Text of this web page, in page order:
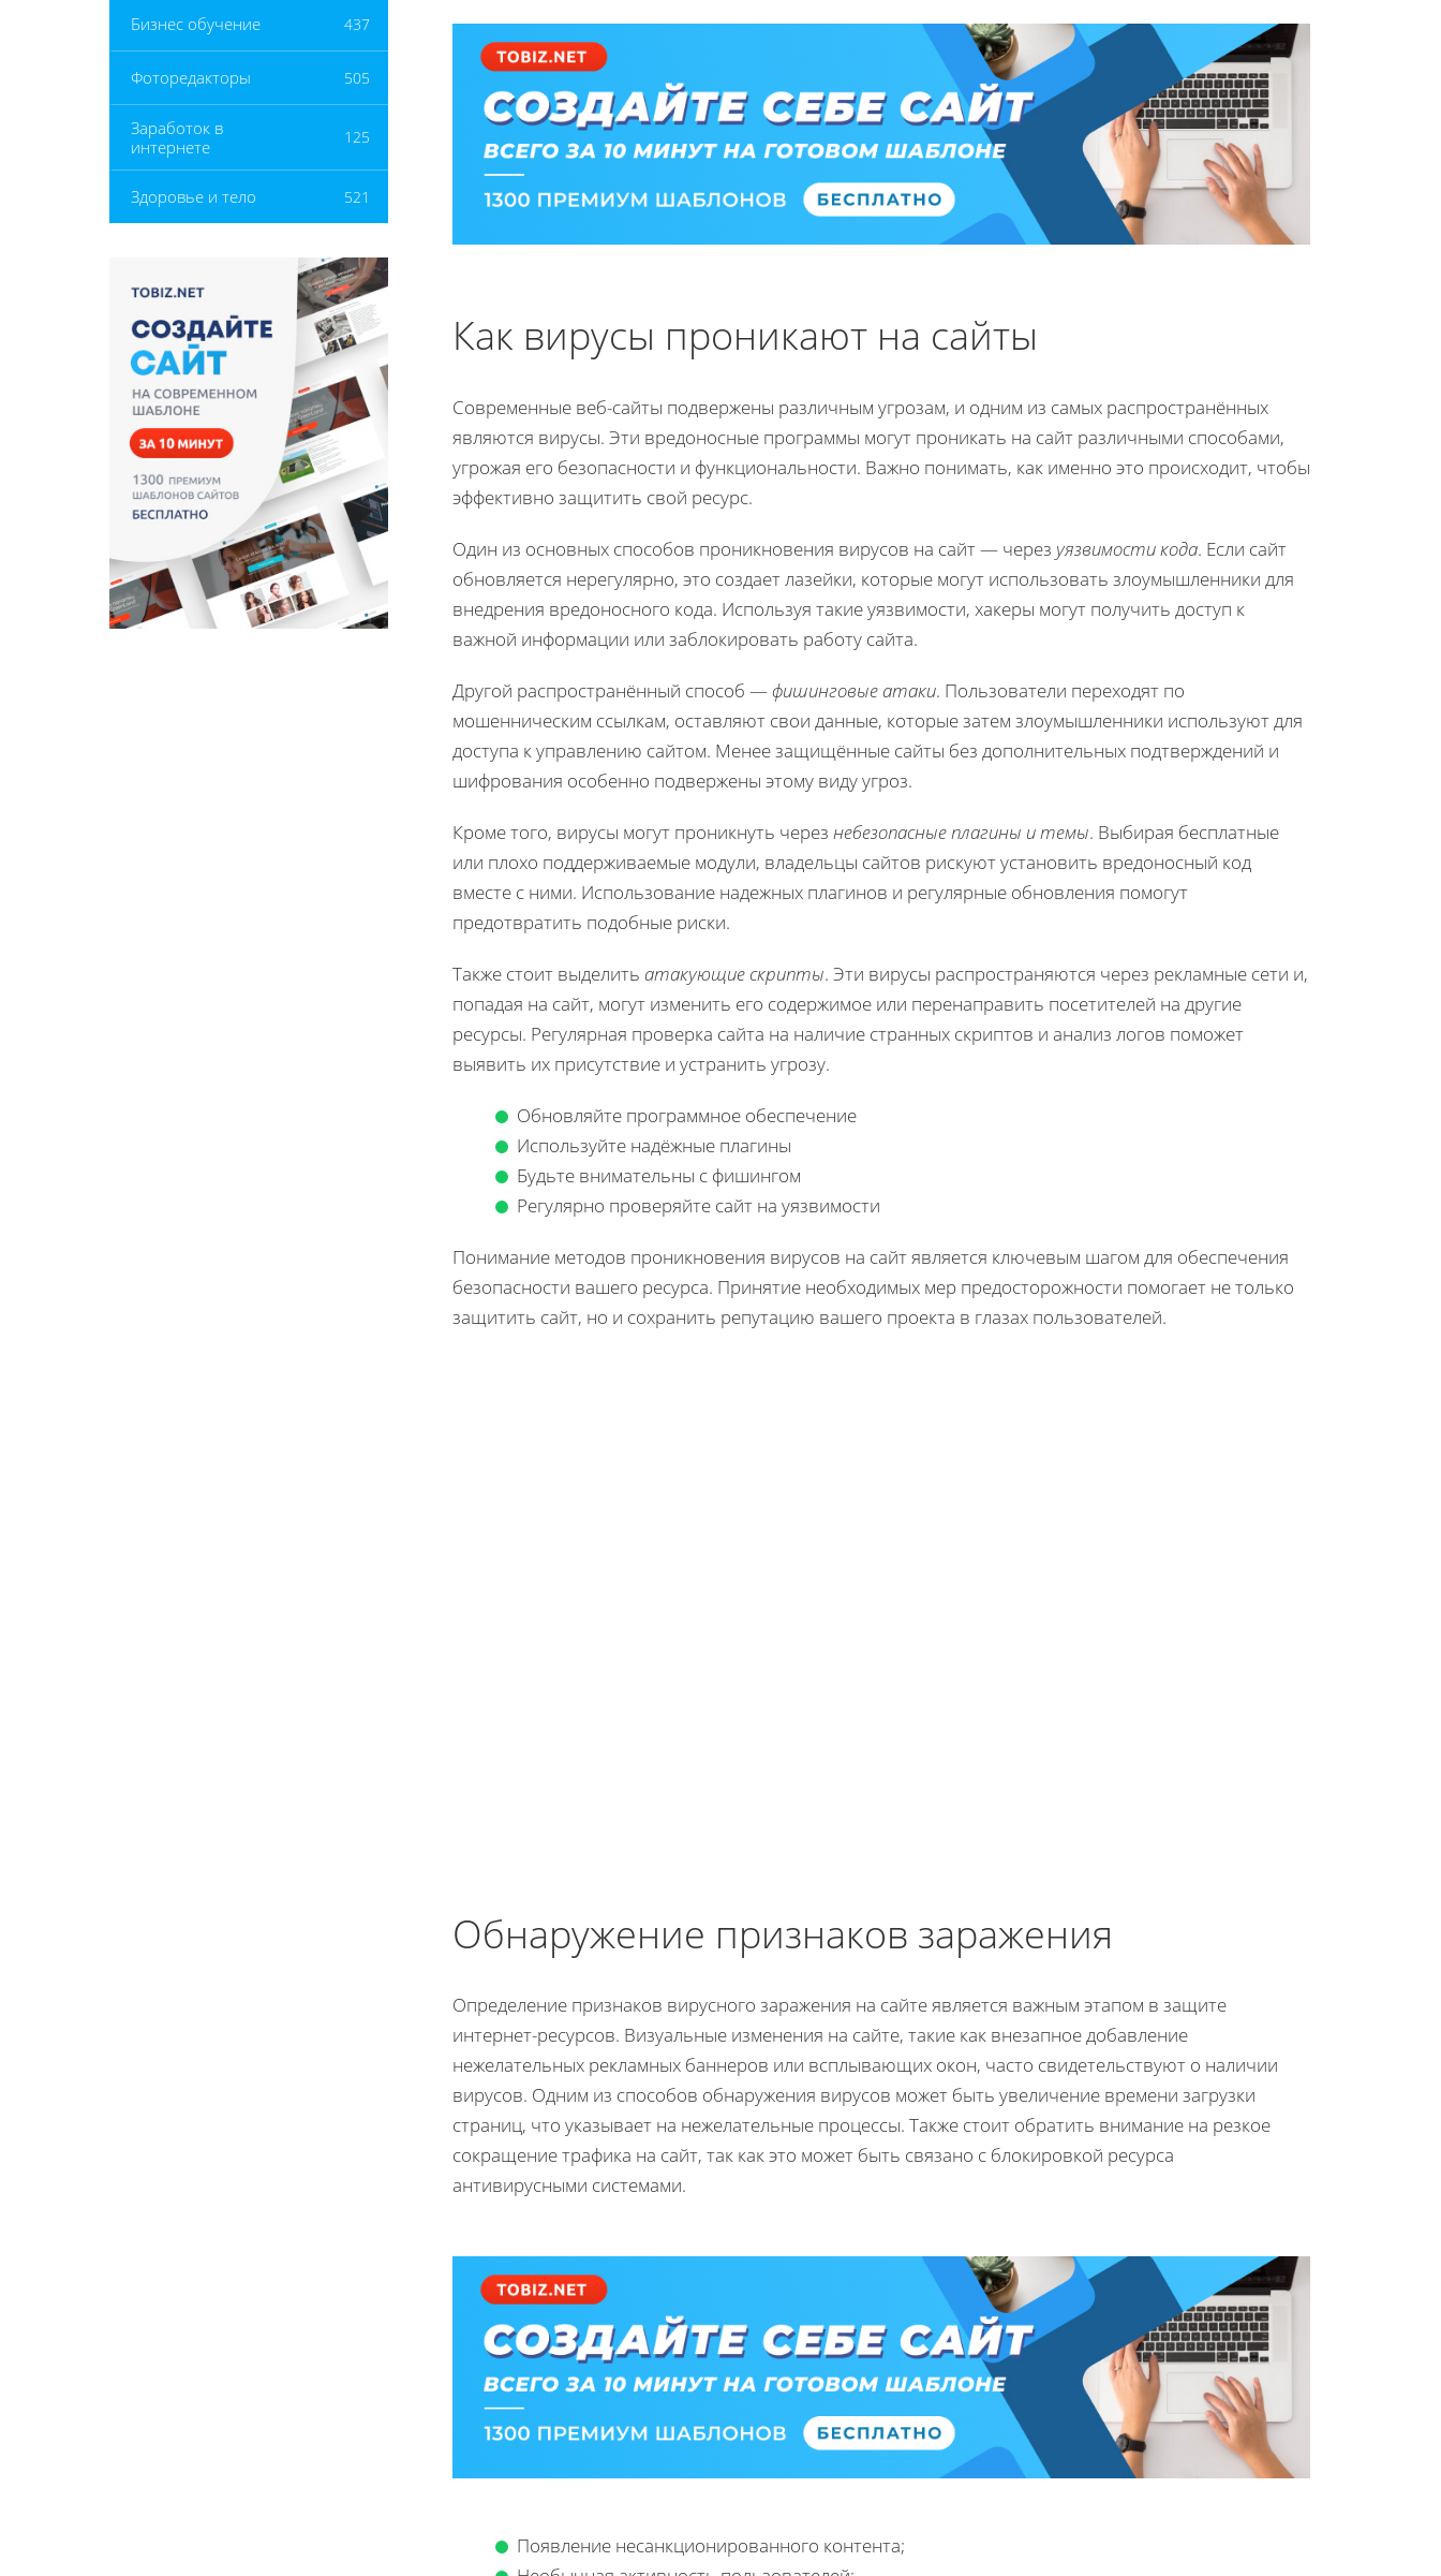
Бизнес обучение 437
Фоторедакторы 505
Заработок в
интернете
125
Здоровье и тело 521
Как вирусы проникают на сайты
Современные веб-сайты подвержены различным угрозам, и одним из самых распространённых
являются вирусы. Эти вредоносные программы могут проникать на сайт различными способами,
угрожая его безопасности и функциональности. Важно понимать, как именно это происходит, чтобы
эффективно защитить свой ресурс.
Один из основных способов проникновения вирусов на сайт — через уязвимости кода. Если сайт
обновляется нерегулярно, это создает лазейки, которые могут использовать злоумышленники для
внедрения вредоносного кода. Используя такие уязвимости, хакеры могут получить доступ к
важной информации или заблокировать работу сайта.
Другой распространённый способ —фишинговые атаки. Пользователи переходят по
мошенническим ссылкам, оставляют свои данные, которые затем злоумышленники используют для
доступа к управлению сайтом. Менее защищённые сайты без дополнительных подтверждений и
шифрования особенно подвержены этому виду угроз.
Кроме того, вирусы могут проникнуть через небезопасные плагины и темы. Выбирая бесплатные
или плохо поддерживаемые модули, владельцы сайтов рискуют установить вредоносный код
вместе с ними. Использование надежных плагинов и регулярные обновления помогут
предотвратить подобные риски.
Также стоит выделить атакующие скрипты. Эти вирусы распространяются через рекламные сети и,
попадая на сайт, могут изменить его содержимое или перенаправить посетителей на другие
ресурсы. Регулярная проверка сайта на наличие странных скриптов и анализ логов поможет
выявить их присутствие и устранить угрозу.
Обновляйте программное обеспечение
Используйте надёжные плагины
Будьте внимательны с фишингом
Регулярно проверяйте сайт на уязвимости
Понимание методов проникновения вирусов на сайт является ключевым шагом для обеспечения
безопасности вашего ресурса. Принятие необходимых мер предосторожности помогает не только
защитить сайт, но и сохранить репутацию вашего проекта в глазах пользователей.
Обнаружение признаков заражения
Определение признаков вирусного заражения на сайте является важным этапом в защите
интернет-ресурсов. Визуальные изменения на сайте, такие как внезапное добавление
нежелательных рекламных баннеров или всплывающих окон, часто свидетельствуют о наличии
вирусов. Одним из способов обнаружения вирусов может быть увеличение времени загрузки
страниц, что указывает на нежелательные процессы. Также стоит обратить внимание на резкое
сокращение трафика на сайт, так как это может быть связано с блокировкой ресурса
антивирусными системами.
Появление несанкционированного контента;